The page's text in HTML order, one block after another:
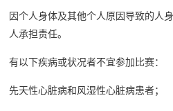
因个人身体及其他个人原因导致的人
人承担责任。
有以下疾病或状况者不宜参加比赛：
先天性心脏病和风湿性心脏病患者；